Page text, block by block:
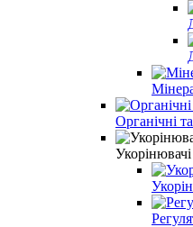
Органічні